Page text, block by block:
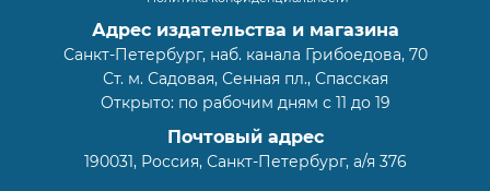
Адрес издательства и магазина
Санкт-Петербург, наб. канала Грибоедова, 70
Ст. м. Садовая, Сенная пл., Спасская
Открыто: по рабочим дням с 11 до 19
Почтовый адрес
190031, Россия, Санкт-Петербург, а/я 376